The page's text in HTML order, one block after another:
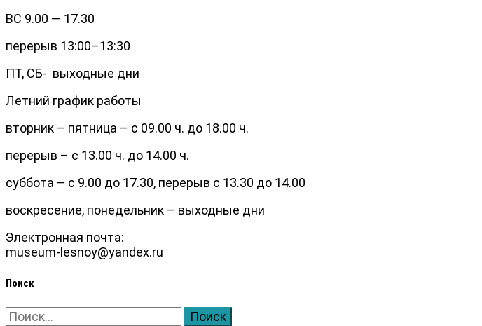
ВС 9.00 — 17.30
перерыв 13:00–13:30
ПТ, СБ- выходные дни
Летний график работы
вторник – пятница – с 09.00 ч. до 18.00 ч.
перерыв – с 13.00 ч. до 14.00 ч.
суббота – с 9.00 до 17.30, перерыв с 13.30 до 14.00
воскресение, понедельник – выходные дни
Электронная почта:
museum-lesnoy@yandex.ru
Поиск
Найти: